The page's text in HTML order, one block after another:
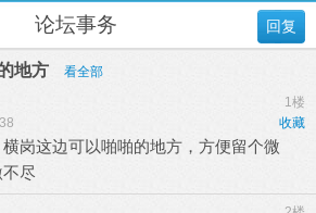
回复
论坛事务
地方
看全部
1楼
收藏
岗这边可以啪啪的地方，方便留个微
尽